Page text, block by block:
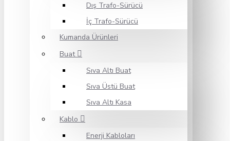
Dış Trafo-Sürücü
İç Trafo-Sürücü
Kumanda Ürünleri
Buat
Sıva Altı Buat
Sıva Üstü Buat
Sıva Altı Kasa
Kablo
Enerji Kabloları